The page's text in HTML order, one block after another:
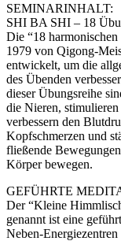
SEMINARINHALT:
SHI BA SHI – 18
Die “18
1979 von Qigong-
entwickelt, um die
des Übenden
dieser Übungsreihe
die Nieren,
verbessern den
Kopfschmerzen und
fließende
Körper bewegen.
GEFÜHRTE
Der “Kleine
genannt ist eine
Neben-